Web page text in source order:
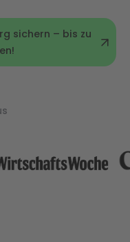
sichern – bis zu